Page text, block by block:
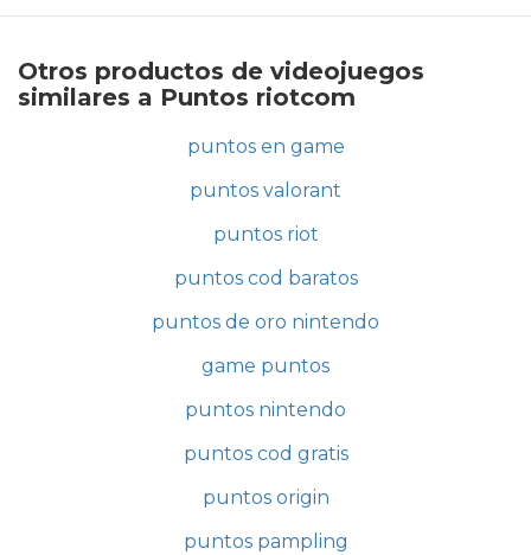
Otros productos de videojuegos
similares a Puntos riotcom
puntos en game
puntos valorant
puntos riot
puntos cod baratos
puntos de oro nintendo
game puntos
puntos nintendo
puntos cod gratis
puntos origin
puntos pampling